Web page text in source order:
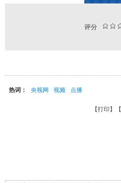
评分
热词： 央视网 视频 点播
【打印 】【